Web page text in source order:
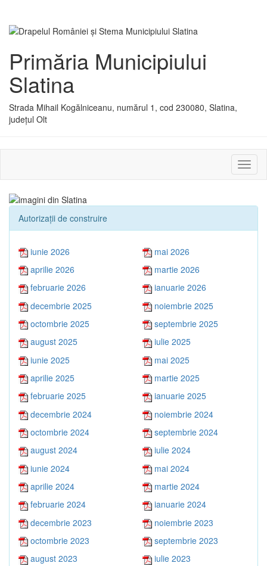
Primăria Municipiului
Slatina
Strada Mihail Kogălniceanu, numărul 1, cod 230080, Slatina,
județul Olt
sau
Autorizaţii de construire
iunie 2026
mai 2026
aprilie 2026
martie 2026
februarie 2026
ianuarie 2026
decembrie 2025
noiembrie 2025
octombrie 2025
septembrie 2025
august 2025
iulie 2025
iunie 2025
mai 2025
aprilie 2025
martie 2025
februarie 2025
ianuarie 2025
decembrie 2024
noiembrie 2024
octombrie 2024
septembrie 2024
august 2024
iulie 2024
iunie 2024
mai 2024
aprilie 2024
martie 2024
februarie 2024
ianuarie 2024
decembrie 2023
noiembrie 2023
octombrie 2023
septembrie 2023
august 2023
iulie 2023